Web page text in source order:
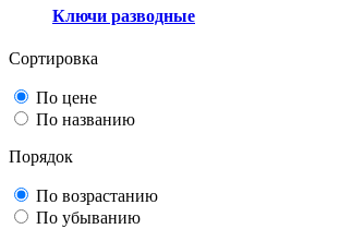
Ключи разводные
Сортировка
По цене
По названию
Порядок
По возрастанию
По убыванию